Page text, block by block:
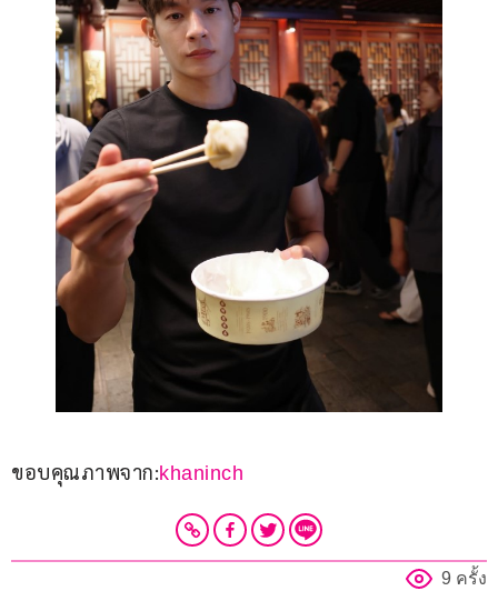
ขอบคุณภาพจาก:khaninch
9 ครั้ง